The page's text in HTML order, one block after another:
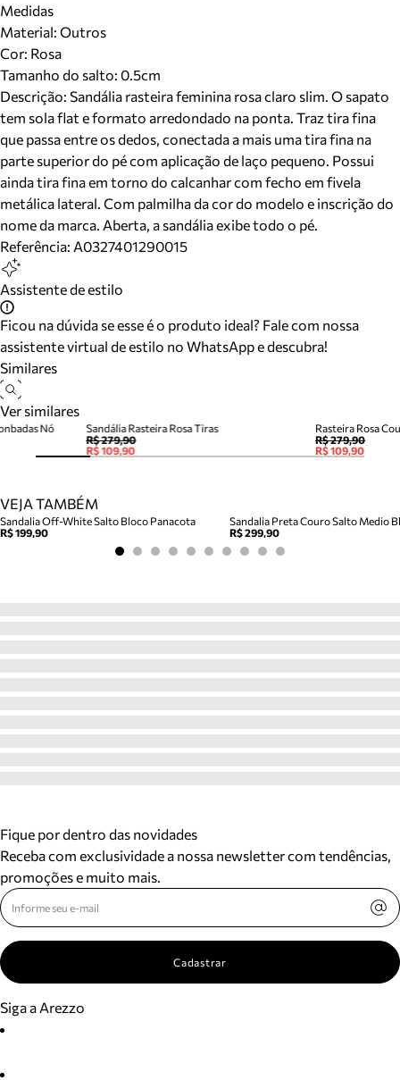
Medidas
Material: Outros
Cor: Rosa
Tamanho do salto: 0.5cm
Descrição: Sandália rasteira feminina rosa claro slim. O sapato
tem sola flat e formato arredondado na ponta. Traz tira fina
que passa entre os dedos, conectada a mais uma tira fina na
parte superior do pé com aplicação de laço pequeno. Possui
ainda tira fina em torno do calcanhar com fecho em fivela
metálica lateral. Com palmilha da cor do modelo e inscrição do
nome da marca. Aberta, a sandália exibe todo o pé.
Referência: A0327401290015
Assistente de estilo
Ficou na dúvida se esse é o produto ideal? Fale com nossa
assistente virtual de estilo no WhatsApp e descubra!
Similares
Ver similares
Sandália Rasteira Rosa Tiras
R$ 279,90
R$ 109,90
Rasteira Rosa
R$ 279,90
R$ 109,90
Nó
VEJA TAMBÉM
Sandalia Off-White Salto Bloco Panacota
R$ 199,90
Sandalia Preta Couro Salto Medio
R$ 299,90
Fique por dentro das novidades
Receba com exclusividade a nossa newsletter com tendências,
promoções e muito mais.
Cadastrar
Siga a Arezzo